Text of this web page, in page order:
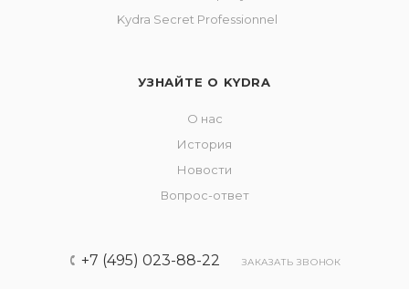
Kydra Secret Professionnel
УЗНАЙТЕ О KYDRA
О нас
История
Новости
Вопрос-ответ
+7 (495) 023-88-22 ЗАКАЗАТЬ ЗВОНОК